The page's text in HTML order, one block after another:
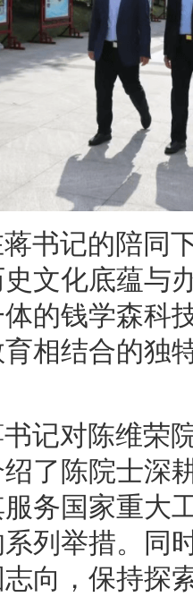
书记的陪同
文化底蕴与
的钱学森科
相结合的独
记对陈维荣
了陈院士深
务国家重大
列举措。同
向，保持探